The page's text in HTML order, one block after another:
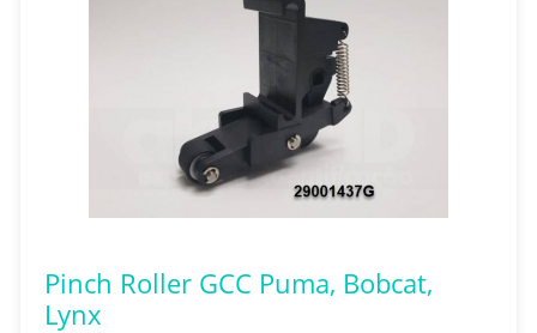
Pinch Roller GCC Puma, Bobcat,
Lynx